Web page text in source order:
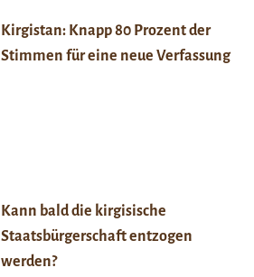
Kirgistan: Knapp 80 Prozent der
Stimmen für eine neue Verfassung
Kann bald die kirgisische
Staatsbürgerschaft entzogen
werden?